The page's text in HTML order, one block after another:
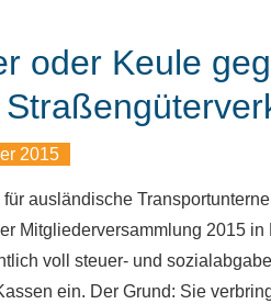
oder Keule
2015
ausländische
Mitgliederversammlung 2015
voll steuer- und
ein. Der Grund: Sie